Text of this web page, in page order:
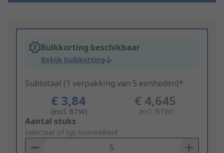
Bulkkorting beschikbaar
Bekijk bulkkorting
Subtotaal (1 verpakking van 5 eenheden)*
€ 3,84
(excl. BTW)
€ 4,645
(incl. BTW)
Add
to
Basket
Aantal stuks
selecteer of typ hoeveelheid